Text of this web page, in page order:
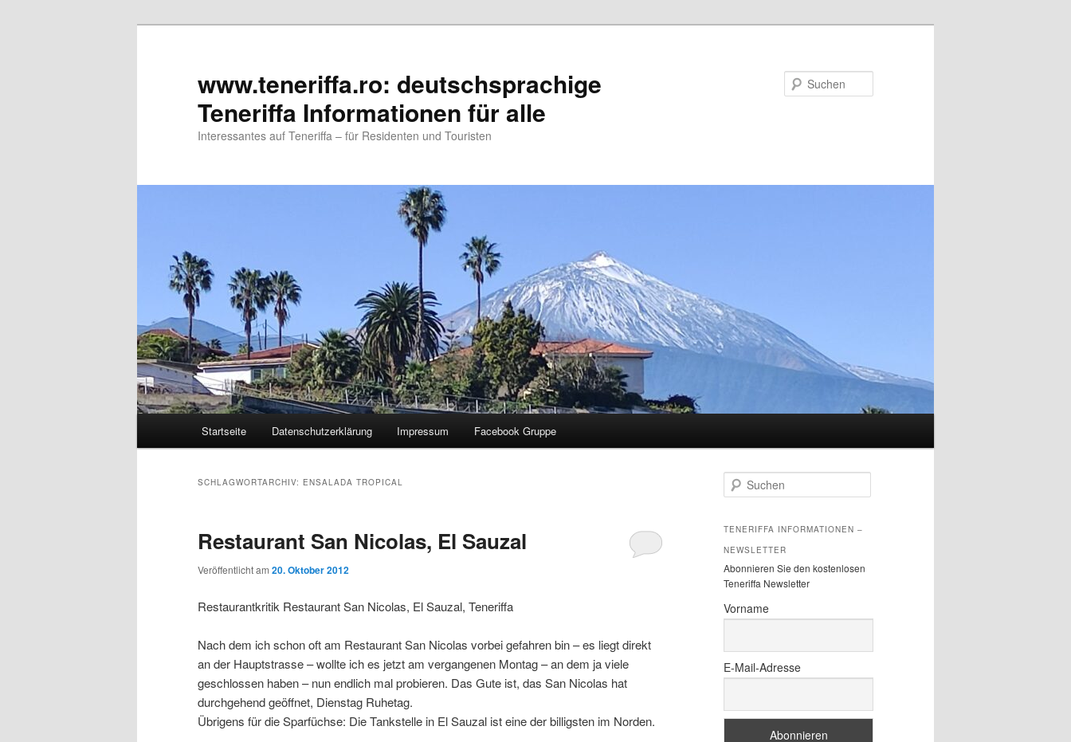
www.teneriffa.ro: deutschsprachige
Teneriffa Informationen für alle
Interessantes auf Teneriffa – für Residenten und Touristen
Zum
springen
Zum
springen
Startseite Datenschutzerklärung Impressum Facebook Gruppe
SCHLAGWORTARCHIV: ENSALADA TROPICAL
Restaurant San Nicolas, El Sauzal
Veröffentlicht am 20. Oktober 2012
Restaurantkritik Restaurant San Nicolas, El Sauzal, Teneriffa
Nach dem ich schon oft am Restaurant San Nicolas vorbei gefahren bin – es liegt direkt
an der Hauptstrasse – wollte ich es jetzt am vergangenen Montag – an dem ja viele
geschlossen haben – nun endlich mal probieren. Das Gute ist, das San Nicolas hat
durchgehend geöffnet, Dienstag Ruhetag.
Übrigens für die Sparfüchse: Die Tankstelle in El Sauzal ist eine der billigsten im Norden.
u
h
n
TENERIFFA INFORMATIONEN –
NEWSLETTER
Abonnieren Sie den kostenlosen
Teneriffa Newsletter
Vorname
E-Mail-Adresse